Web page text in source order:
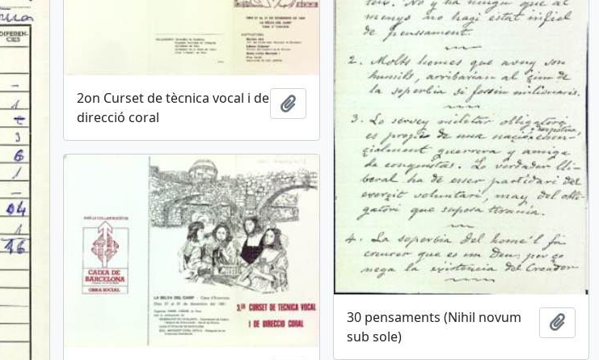
2on Curset de tècnica vocal i de
direcció coral
Afegir al portapapers
30 pensaments (Nihil novum
sub sole)